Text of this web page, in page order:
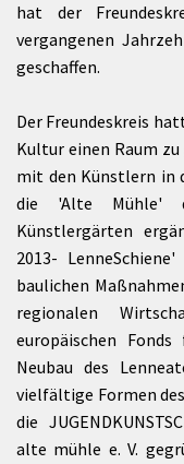
hat der
vergangenen
geschaffen.
Der Freundeskreis
Kultur einen Raum
mit den Künstlern in
die 'Alte Mühle'
Künstlergärten
2013-
baulichen
regionalen
europäischen
Neubau des
vielfältige Formen
die
alte mühle e. V.